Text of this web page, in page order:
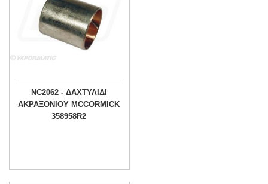
NC2062 - ΔΑΧΤΥΛΙΔΙ
ΑΚΡΑΞΟΝΙΟΥ MCCORMICK
358958R2